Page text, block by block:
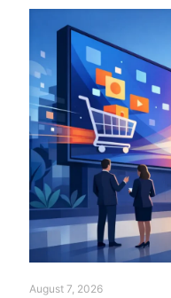
August 7, 2026